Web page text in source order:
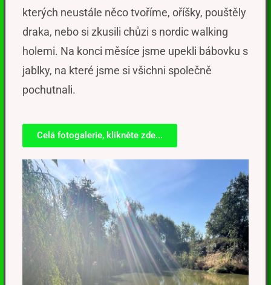
kterých neustále něco tvoříme, oříšky, pouštěly
draka, nebo si zkusili chůzi s nordicwalking
holemi. Na konci měsíce jsme upekli bábovku s
jablky, na které jsme si všichni společně
pochutnali.
Celá fotogalerie, klikněte zde...